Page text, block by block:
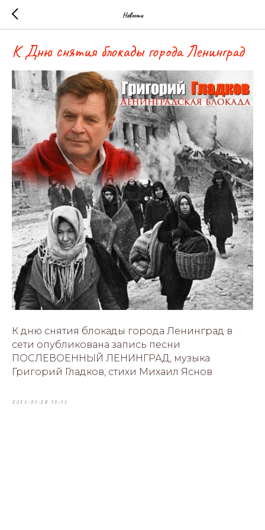
Новости
К Дню снятия блокады города Ленинград
К дню снятия блокады города Ленинград в
сети опубликована запись песни
ПОСЛЕВОЕННЫЙ ЛЕНИНГРАД, музыка
Григорий Гладков, стихи Михаил Яснов
2025-01-28 13:15